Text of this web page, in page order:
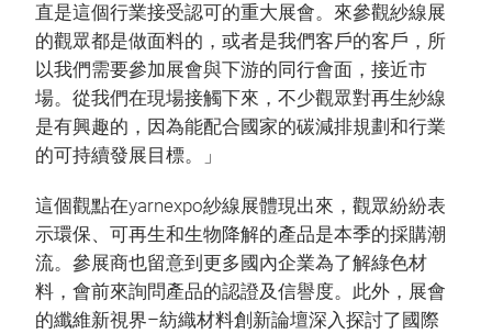
直是這個行業接受認可的重大展會。來參觀紗線展
的觀眾都是做面料的，或者是我們客戶的客戶，所
以我們需要參加展會與下游的同行會面，接近市
場。從我們在現場接觸下來，不少觀眾對再生紗線
是有興趣的，因為能配合國家的碳減排規劃和行業
的可持續發展目標。」
這個觀點在yarnexpo紗線展體現出來，觀眾紛紛表
示環保、可再生和生物降解的產品是本季的採購潮
流。參展商也留意到更多國內企業為了解綠色材
料，會前來詢問產品的認證及信譽度。此外，展會
的纖維新視界–紡織材料創新論壇深入探討了國際